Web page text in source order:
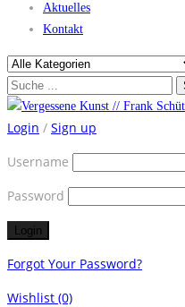
Aktuelles
Kontakt
Login / Sign up
Username
Password
Forgot Your Password?
Wishlist (0)